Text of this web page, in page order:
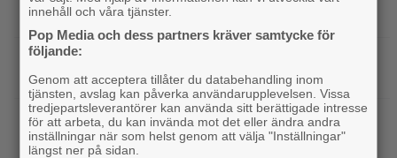
6 biobiljetter – historiens lägsta intäkter
Dokumentär
HBO-dokumentär om reptilsmuggling hyllas
TV-spel|”Borderlands”-regissören om
kalkonfilmen – ”Den tillhörde ingen”
innehåll och våra tjänster.
Pop Media och dess partners kräver samtycke för
följande:
Genom att acceptera tillåter du databehandling inom
tjänsten, avslag kan påverka användarupplevelsen. Vissa
tredjepartsleverantörer kan använda sitt berättigade intresse
för att arbeta, du kan invända mot det eller ändra andra
inställningar när som helst genom att välja "Inställningar"
längst ner på sidan.